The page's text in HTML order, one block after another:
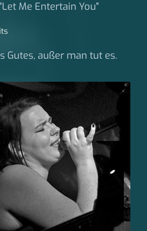
Me Entertain You"
Gutes, außer man tut es.